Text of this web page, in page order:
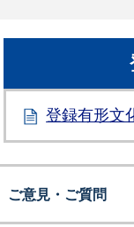
登録有形文
ご意見・ご質問